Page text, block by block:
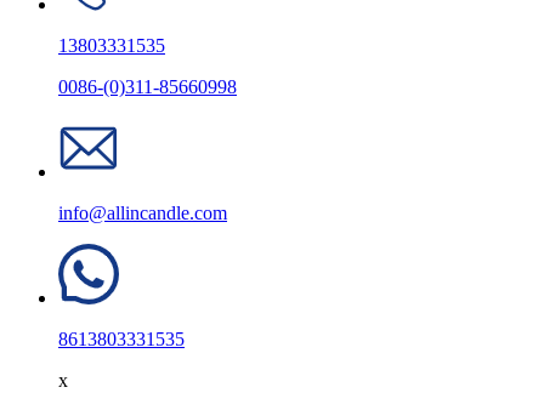
13803331535
0086-(0)311-85660998
info@allincandle.com
8613803331535
x